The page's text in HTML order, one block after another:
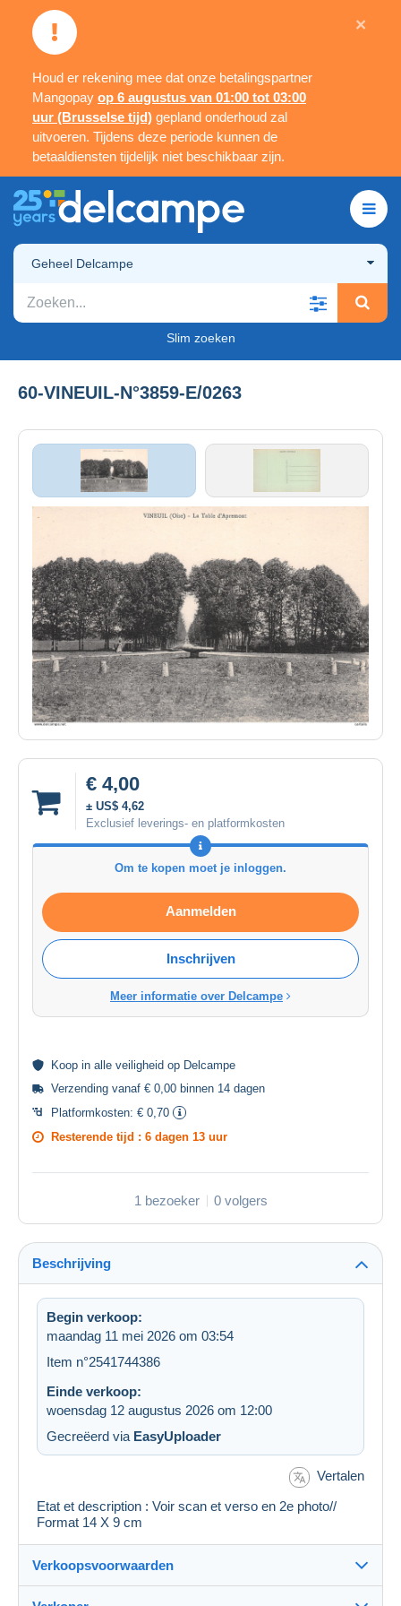
Houd er rekening mee dat onze betalingspartner
Mangopay op 6 augustus van 01:00 tot 03:00
uur (Brusselse tijd) gepland onderhoud zal
uitvoeren. Tijdens deze periode kunnen de
betaaldiensten tijdelijk niet beschikbaar zijn.
×
Geheel Delcampe
Slim zoeken
60-VINEUIL-N°3859-E/0263
€ 4,00
± US$ 4,62
Exclusief leverings- en platformkosten
Om te kopen moet je inloggen.
Aanmelden
Inschrijven
Meer informatie over Delcampe
Koop in alle veiligheid op Delcampe
Verzending vanaf € 0,00 binnen 14 dagen
Platformkosten: € 0,70
Resterende tijd : 6 dagen 13 uur
1 bezoeker 0 volgers
Beschrijving
Begin verkoop:
maandag 11 mei 2026 om 03:54
Item n°2541744386
Einde verkoop:
woensdag 12 augustus 2026 om 12:00
Gecreëerd via EasyUploader
Vertalen
Etat et description : Voir scan et verso en 2e photo//
Format 14 X 9 cm
Verkoopsvoorwaarden